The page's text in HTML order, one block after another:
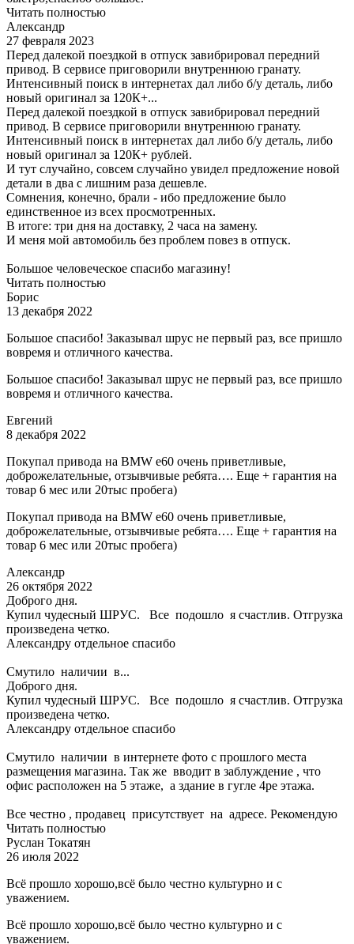
Читать полностью
Александр
27 февраля 2023
Перед далекой поездкой в отпуск завибрировал передний
привод. В сервисе приговорили внутреннюю гранату.
Интенсивный поиск в интернетах дал либо б/у деталь, либо
новый оригинал за 120К+...
Перед далекой поездкой в отпуск завибрировал передний
привод. В сервисе приговорили внутреннюю гранату.
Интенсивный поиск в интернетах дал либо б/у деталь, либо
новый оригинал за 120К+ рублей.
И тут случайно, совсем случайно увидел предложение новой
детали в два с лишним раза дешевле.
Сомнения, конечно, брали - ибо предложение было
единственное из всех просмотренных.
В итоге: три дня на доставку, 2 часа на замену.
И меня мой автомобиль без проблем повез в отпуск.
Большое человеческое спасибо магазину!
Читать полностью
Борис
13 декабря 2022
Большое спасибо! Заказывал шрус не первый раз, все пришло
вовремя и отличного качества.
Большое спасибо! Заказывал шрус не первый раз, все пришло
вовремя и отличного качества.
Евгений
8 декабря 2022
Покупал привода на BMW e60 очень приветливые,
доброжелательные, отзывчивые ребята…. Еще + гарантия на
товар 6 мес или 20тыс пробега)
Покупал привода на BMW e60 очень приветливые,
доброжелательные, отзывчивые ребята…. Еще + гарантия на
товар 6 мес или 20тыс пробега)
Александр
26 октября 2022
Доброго дня.
Купил чудесный ШРУС. Все подошло я счастлив. Отгрузка
произведена четко.
Александру отдельное спасибо
Смутило наличии в...
Доброго дня.
Купил чудесный ШРУС. Все подошло я счастлив. Отгрузка
произведена четко.
Александру отдельное спасибо
Смутило наличии в интернете фото с прошлого места
размещения магазина. Так же вводит в заблуждение , что
офис расположен на 5 этаже, а здание в гугле 4ре этажа.
Все честно , продавец присутствует на адресе. Рекомендую
Читать полностью
Руслан Токатян
26 июля 2022
Всё прошло хорошо,всё было честно культурно и с
уважением.
Всё прошло хорошо,всё было честно культурно и с
уважением.